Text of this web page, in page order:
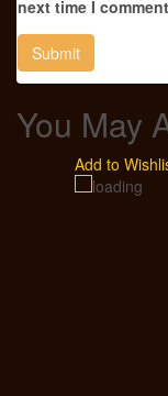
next time I
You May
Add to